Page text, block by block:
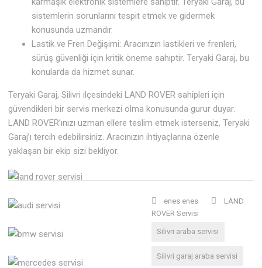
sistemlerin sorunlarını tespit etmek ve gidermek
konusunda uzmandır.
Lastik ve Fren Değişimi: Aracınızın lastikleri ve frenleri,
sürüş güvenliği için kritik öneme sahiptir. Teryaki Garaj, bu
konularda da hizmet sunar.
Teryaki Garaj, Silivri ilçesindeki LAND ROVER sahipleri için
güvendikleri bir servis merkezi olma konusunda gurur duyar.
LAND ROVER’ınızı uzman ellere teslim etmek isterseniz, Teryaki
Garaj’ı tercih edebilirsiniz. Aracınızın ihtiyaçlarına özenle
yaklaşan bir ekip sizi bekliyor.
enes enes
LAND
ROVER Servisi
Silivri araba servisi
Silivri garaj araba servisi